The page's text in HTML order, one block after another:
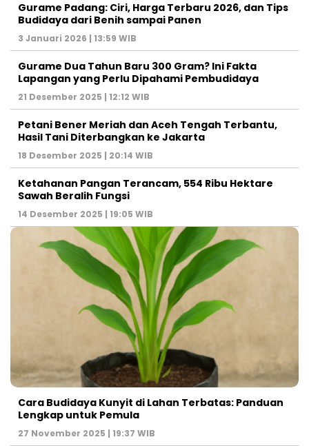
Gurame Padang: Ciri, Harga Terbaru 2026, dan Tips
Budidaya dari Benih sampai Panen
3 Januari 2026 | 13:59 WIB
Gurame Dua Tahun Baru 300 Gram? Ini Fakta
Lapangan yang Perlu Dipahami Pembudidaya
21 Desember 2025 | 12:12 WIB
Petani Bener Meriah dan Aceh Tengah Terbantu,
Hasil Tani Diterbangkan ke Jakarta
18 Desember 2025 | 20:14 WIB
Ketahanan Pangan Terancam, 554 Ribu Hektare
Sawah Beralih Fungsi
14 Desember 2025 | 19:05 WIB
Cara Budidaya Kunyit di Lahan Terbatas: Panduan
Lengkap untuk Pemula
27 November 2025 | 19:37 WIB